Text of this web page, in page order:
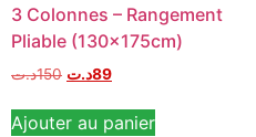
3 Colonnes – Rangement
Pliable (130x175cm)
150د.ت 89د.ت
Ajouter au panier